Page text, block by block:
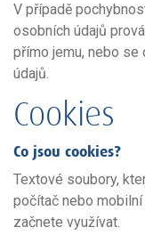
V případě
osobních údajů
přímo jemu, nebo se
údajů.
Cookies
Co jsou cookies?
Textové soubory,
počítač nebo
začnete využívat.